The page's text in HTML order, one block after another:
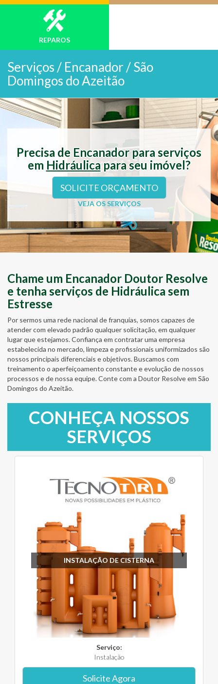
REPAROS
Serviços / Encanador / São
Domingos do Azeitão
Precisa de Encanador para serviços
em Hidráulicapara seu imóvel?
SOLICITE ORÇAMENTO
VEJA OS SERVIÇOS
Chame um Encanador Doutor Resolve
e tenha serviços de Hidráulica sem
Estresse
Por sermos uma rede nacional de franquias, somos capazes de
atender com elevado padrão qualquer solicitação, em qualquer
lugar que estejamos. Confiança em contratar uma empresa
estabelecida no mercado, limpeza e profissionais uniformizados são
nossos principais diferenciais e objetivos. Buscamos com
treinamento o aperfeiçoamento constante e evolução de nossos
processos e de nossa equipe. Conte com a Doutor Resolve em São
Domingos do Azeitão.
CONHEÇA NOSSOS
SERVIÇOS
INSTALAÇÃO DE CISTERNA
Serviço:
Instalação
Solicite Agora